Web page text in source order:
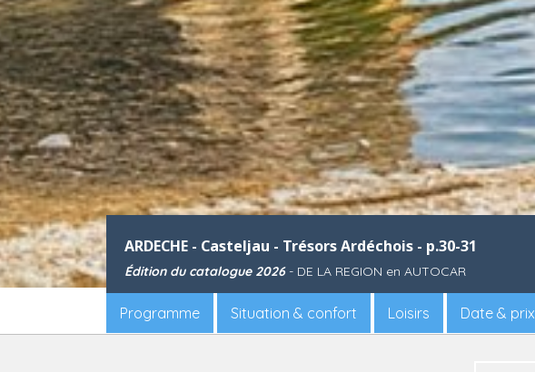
ARDECHE - Casteljau - Trésors Ardéchois - p.30-31
Édition du catalogue 2026- DE LA REGION en AUTOCAR
Programme Situation & confort Loisirs Date & prix